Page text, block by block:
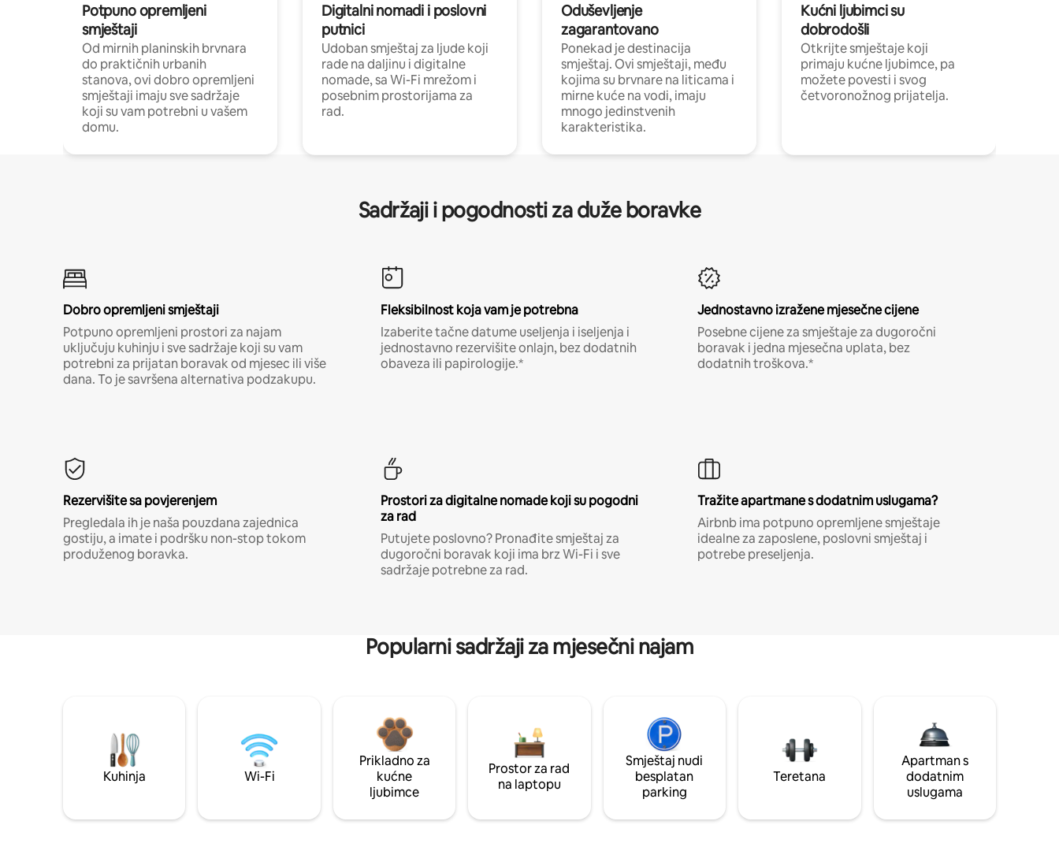
Potpuno opremljeni
smještaji
Od mirnih planinskih brvnara
do praktičnih urbanih
stanova, ovi dobro opremljeni
smještaji imaju sve sadržaje
koji su vam potrebni u vašem
domu.
Digitalni nomadi i poslovni
putnici
Udoban smještaj za ljude koji
rade na daljinu i digitalne
nomade, sa Wi-Fi mrežom i
posebnim prostorijama za
rad.
Oduševljenje
zagarantovano
Ponekad je destinacija
smještaj. Ovi smještaji, među
kojima su brvnare na liticama i
mirne kuće na vodi, imaju
mnogo jedinstvenih
karakteristika.
Kućni ljubimci su
dobrodošli
Otkrijte smještaje koji
primaju kućne ljubimce, pa
možete povesti i svog
četvoronožnog prijatelja.
Sadržaji i pogodnosti za duže boravke
Dobro opremljeni smještaji
Potpuno opremljeni prostori za najam
uključuju kuhinju i sve sadržaje koji su vam
potrebni za prijatan boravak od mjesec ili više
dana. To je savršena alternativa podzakupu.
Fleksibilnost koja vam je potrebna
Izaberite tačne datume useljenja i iseljenja i
jednostavno rezervišite onlajn, bez dodatnih
obaveza ili papirologije.*
Jednostavno izražene mjesečne cijene
Posebne cijene za smještaje za dugoročni
boravak i jedna mjesečna uplata, bez
dodatnih troškova.*
Rezervišite sa povjerenjem
Pregledala ih je naša pouzdana zajednica
gostiju, a imate i podršku non-stop tokom
produženog boravka.
Prostori za digitalne nomade koji su pogodni
za rad
Putujete poslovno? Pronađite smještaj za
dugoročni boravak koji ima brz Wi-Fi i sve
sadržaje potrebne za rad.
Tražite apartmane s dodatnim uslugama?
Airbnb ima potpuno opremljene smještaje
idealne za zaposlene, poslovni smještaj i
potrebe preseljenja.
Popularni sadržaji za mjesečni najam
Kuhinja Wi-Fi
Prikladno za
kućne
ljubimce
Prostor za rad
na laptopu
Smještaj nudi
besplatan
parking
Teretana
Apartman s
dodatnim
uslugama